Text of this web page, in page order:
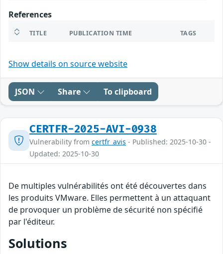
References
TITLE PUBLICATION TIME TAGS
Show details on source website
JSON Share To clipboard
CERTFR-2025-AVI-0938
Vulnerability from certfr_avis - Published: 2025-10-30 -
Updated: 2025-10-30
De multiples vulnérabilités ont été découvertes dans
les produits VMware. Elles permettent à un attaquant
de provoquer un problème de sécurité non spécifié
par l'éditeur.
Solutions